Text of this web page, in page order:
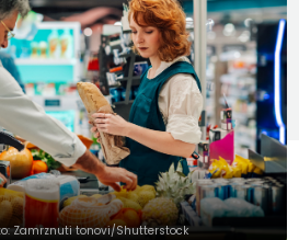
Zamrznuti tonovi/Shutterstock